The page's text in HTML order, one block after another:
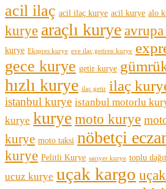
acil ilaç acil ilaç kurye acil kurye alo
kurye araçlı kurye
kurye Ekspres kurye eve ilaç getiren kurye
gece kurye getir kurye
hızlı kurye ilaç getir ilaç
istanbul kurye istanbul motorlu
kurye kuryemoto kurye
kurye moto taksi nöbetçi
kurye Pelitli Kurye sarıyer kurye toplu
ucuz kurye uçak kargo